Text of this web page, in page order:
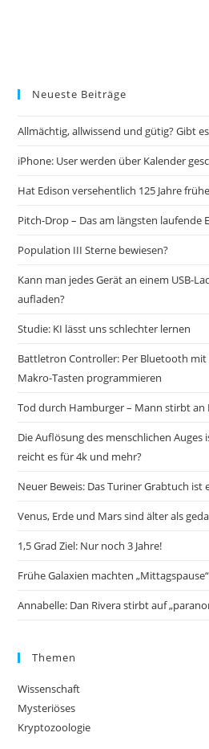
Neueste Beiträge
Allmächtig, allwissend und gütig? Gibt
iPhone: User werden über Kalender
Hat Edison versehentlich 125 Jahre
Pitch-Drop – Das am längsten laufende
Population III Sterne bewiesen?
Kann man jedes Gerät an einem USB-
aufladen?
Studie: KI lässt uns schlechter lernen
Battletron Controller: Per Bluetooth mit
Makro-Tasten programmieren
Tod durch Hamburger – Mann stirbt an
Die Auflösung des menschlichen Auges
reicht es für 4k und mehr?
Neuer Beweis: Das Turiner Grabtuch ist
Venus, Erde und Mars sind älter als
1,5 Grad Ziel: Nur noch 3 Jahre!
Frühe Galaxien machten
Annabelle: Dan Rivera stirbt auf
Themen
Wissenschaft
Mysteriöses
Kryptozoologie